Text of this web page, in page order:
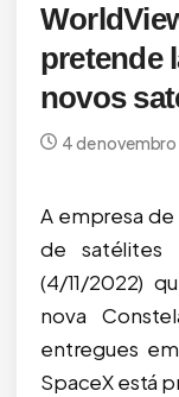
pretende
novos
4 de
A empresa
de satélites
(4/11/2022)
nova
entregues
SpaceX está